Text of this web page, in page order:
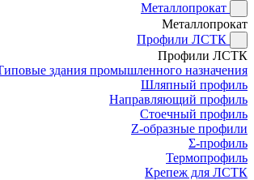
Металлопрокат
Металлопрокат
Профили ЛСТК
Профили ЛСТК
здания промышленного назначения
Шляпный профиль
Направляющий профиль
Стоечный профиль
Z-образные профили
Σ-профиль
Термопрофиль
Крепеж для ЛСТК